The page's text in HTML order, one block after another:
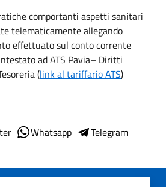
comportanti aspetti sanitari
telematicamente allegando
effettuato sul conto corrente
ad ATS Pavia– Diritti
(link al tariffario ATS)
Whatsapp
Telegram